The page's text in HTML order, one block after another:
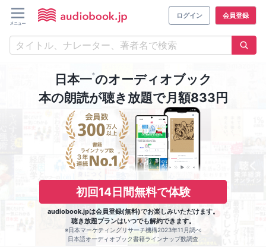
ログイン 会員登録
日本一※のオーディオブック
本の朗読が聴き放題で月額833円
初回14日間無料で体験
audiobook.jpは会員登録(無料)でお楽しみいただけます。
聴き放題プランはいつでも解約できます。
※日本マーケティングリサーチ機構2023年11月調べ
日本語オーディオブック書籍ラインナップ数調査